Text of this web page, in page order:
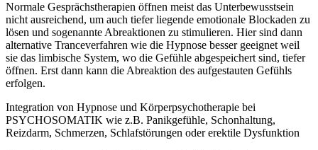
Normale Gesprächstherapien öffnen meist das Unterbewusstsein
nicht ausreichend, um auch tiefer liegende emotionale Blockaden zu
lösen und sogenannte Abreaktionen zu stimulieren. Hier sind dann
alternative Tranceverfahren wie die Hypnose besser geeignet weil
sie das limbische System, wo die Gefühle abgespeichert sind, tiefer
öffnen. Erst dann kann die Abreaktion des aufgestauten Gefühls
erfolgen.
Integration von Hypnose und Körperpsychotherapie bei
PSYCHOSOMATIK wie z.B. Panikgefühle, Schonhaltung,
Reizdarm, Schmerzen, Schlafstörungen oder erektile Dysfunktion